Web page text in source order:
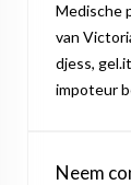
Medische
van
djess,
impoteur
Neem